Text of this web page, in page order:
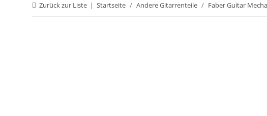
Zurück zur Liste Startseite Andere Gitarrenteile Faber Guitar